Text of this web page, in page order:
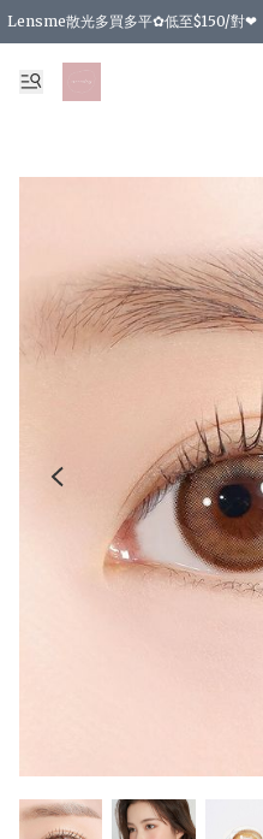
Lensme散光多買多平✿低至$150/對❤
台灣Karacon⁩✧日拋 特價清貨❁⃘
日本韓國多款日/月拋現貨☼ 特價❤︎數量
🇰🇷韓國多款月拋現貨 特價兩對$99✿
精選商品，任選買2件或以上9 折；買4
精選商品，任選買2件HKD 140.00；
精選商品，任選買2件HKD 190.00；
精選商品，任選買2件HKD 110.00；
精選商品，任選買2件HKD 170.00；
精選商品，任選買2件或以上減HKD
精選商品，任選買2件或以上減HKD
精選商品，任選買2件或以上95 折；
精選商品，任選買12件或以上87 折
精選商品，任選買2件或以上減HKD
精選商品，任選買2件或以上95 折；
購物滿 HKD 800.00即享免運費優惠！